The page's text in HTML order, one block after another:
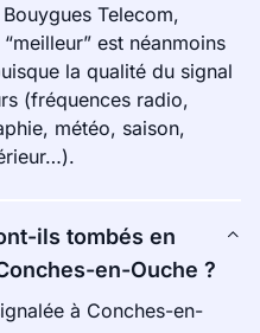
Telecom,
est néanmoins
la qualité du signal
(fréquences radio,
météo, saison,
ils tombés en
en-Ouche ?
à Conches-en-